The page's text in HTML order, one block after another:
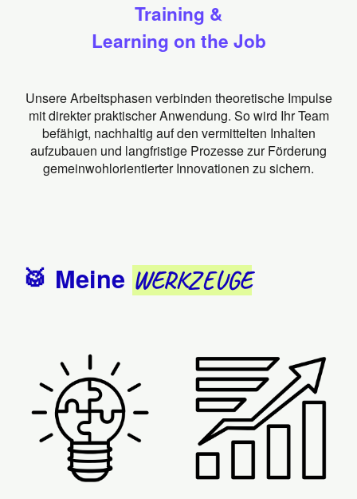
Training &
Learning on the Job
Unsere Arbeitsphasen verbinden theoretische Impulse
mit direkter praktischer Anwendung. So wird Ihr Team
befähigt, nachhaltig auf den vermittelten Inhalten
aufzubauen und langfristige Prozesse zur Förderung
gemeinwohlorientierter Innovationen zu sichern.
🥁 Meine WERKZEUGE